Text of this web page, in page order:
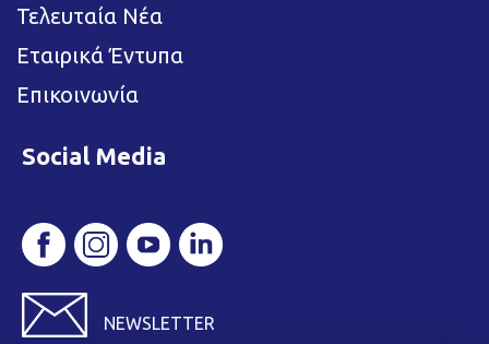
Τελευταία Νέα
Εταιρικά Έντυπα
Επικοινωνία
Social Media
NEWSLETTER